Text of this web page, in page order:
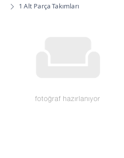
1 Alt Parça Takımları